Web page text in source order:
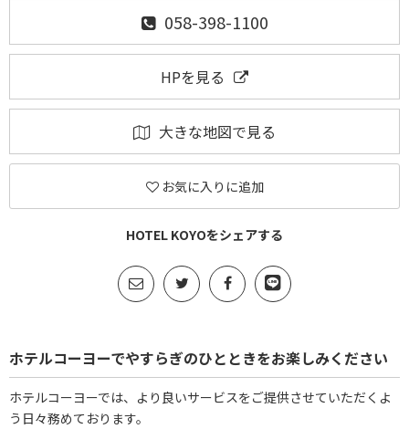
058-398-1100
HPを見る
大きな地図で見る
お気に入りに追加
HOTEL KOYOをシェアする
ホテルコーヨーでやすらぎのひとときをお楽しみください
ホテルコーヨーでは、より良いサービスをご提供させていただくよ
う日々務めております。